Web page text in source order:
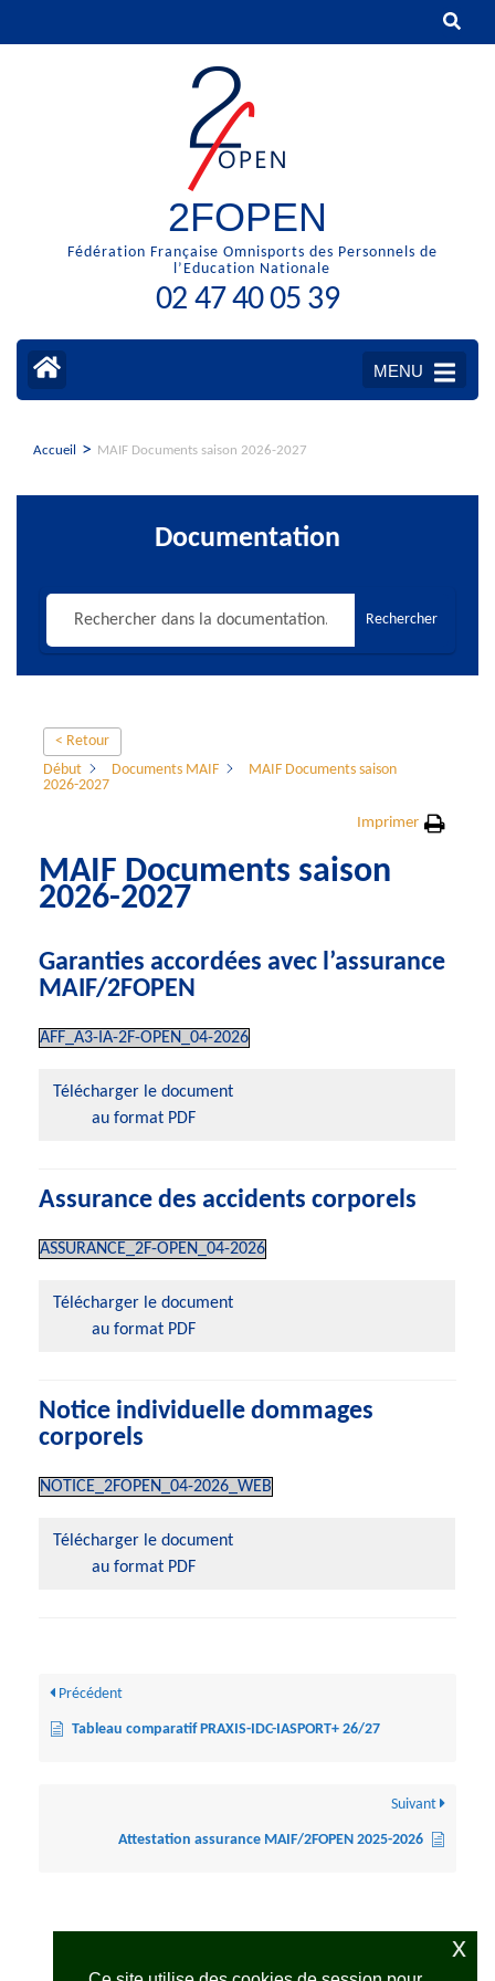
2FOPEN
Fédération Française Omnisports des Personnels de
l’Education Nationale
02 47 40 05 39
MENU
Accueil > MAIF Documents saison 2026-2027
Documentation
Rechercher
< Retour
Début
Documents MAIF
MAIF Documents saison
2026-2027
Imprimer
MAIF Documents saison
2026-2027
Garanties accordées avec l’assurance
MAIF/2FOPEN
AFF_A3-IA-2F-OPEN_04-2026
Télécharger le document
au format PDF
Assurance des accidents corporels
ASSURANCE_2F-OPEN_04-2026
Télécharger le document
au format PDF
Notice individuelle dommages
corporels
NOTICE_2FOPEN_04-2026_WEB
Télécharger le document
au format PDF
Précédent
Tableau comparatif PRAXIS-IDC-IASPORT+ 26/27
Suivant
Attestation assurance MAIF/2FOPEN 2025-2026
x